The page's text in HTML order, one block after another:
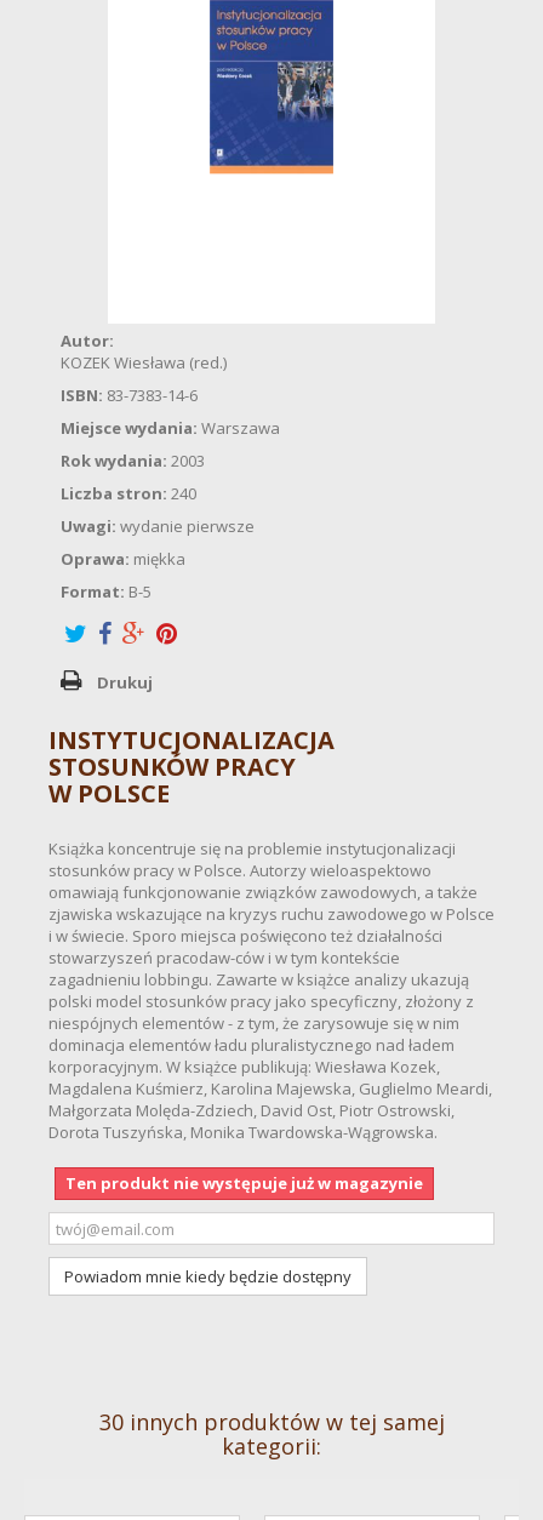
Autor:
KOZEK Wiesława (red.)
ISBN: 83-7383-14-6
Miejsce wydania: Warszawa
Rok wydania: 2003
Liczba stron: 240
Uwagi: wydanie pierwsze
Oprawa: miękka
Format: B-5
Drukuj
INSTYTUCJONALIZACJA
STOSUNKÓW PRACY
W POLSCE
Książka koncentruje się na problemie instytucjonalizacji
stosunków pracy w Polsce. Autorzy wieloaspektowo
omawiają funkcjonowanie związków zawodowych, a także
zjawiska wskazujące na kryzys ruchu zawodowego w Polsce
i w świecie. Sporo miejsca poświęcono też działalności
stowarzyszeń pracodaw-ców i w tym kontekście
zagadnieniu lobbingu. Zawarte w książce analizy ukazują
polski model stosunków pracy jako specyficzny, złożony z
niespójnych elementów - z tym, że zarysowuje się w nim
dominacja elementów ładu pluralistycznego nad ładem
korporacyjnym. W książce publikują: Wiesława Kozek,
Magdalena Kuśmierz, Karolina Majewska, Guglielmo Meardi,
Małgorzata Molęda-Zdziech, David Ost, Piotr Ostrowski,
Dorota Tuszyńska, Monika Twardowska-Wągrowska.
Ten produkt nie występuje już w magazynie
Powiadom mnie kiedy będzie dostępny
30 innych produktów w tej samej
kategorii: